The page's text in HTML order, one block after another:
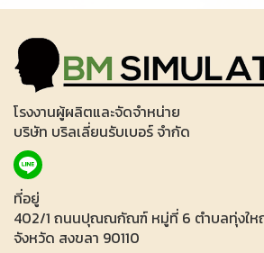
โรงงานผู้ผลิตและจัดจำหน่าย
บริษัท บริลเลี่ยนรับเบอร์ จำกัด
ที่อยู่
402/1 ถนนปุณณกัณฑ์ หมู่ที่ 6 ตำบลทุ่งให
จังหวัด สงขลา 90110